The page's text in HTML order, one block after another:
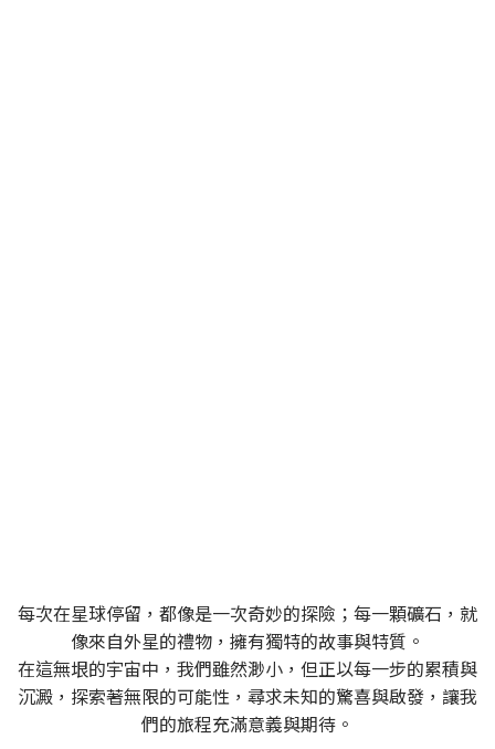
每次在星球停留，都像是一次奇妙的探險；每一顆礦石，就
像來自外星的禮物，擁有獨特的故事與特質。
在這無垠的宇宙中，我們雖然渺小，但正以每一步的累積與
沉澱，探索著無限的可能性，尋求未知的驚喜與啟發，讓我
們的旅程充滿意義與期待。